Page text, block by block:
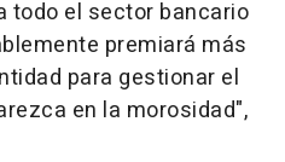
todo el sector bancario
premiará más
para gestionar el
en la morosidad",